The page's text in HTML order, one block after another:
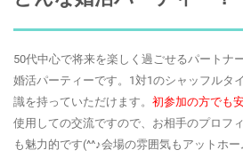
50代中心で将来を楽しく過ごせるパートナ
婚活パーティーです。1対1のシャッフルタ
識を持っていただけます。 初参加の方でも
使用しての交流ですので、お相手のプロフ
も魅力的です(^^♪会場の雰囲気もアットホ